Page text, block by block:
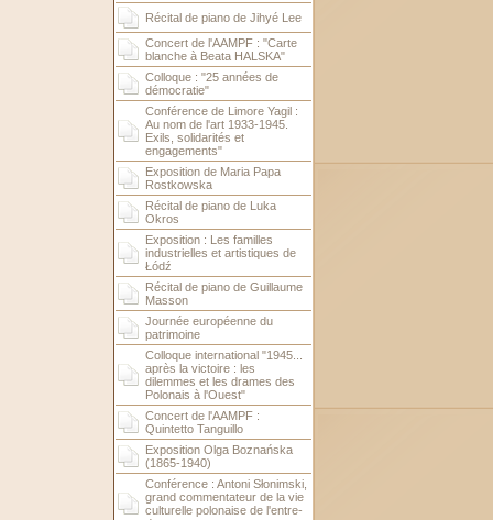
Récital de piano de Jihyé Lee
Concert de l'AAMPF : "Carte
blanche à Beata HALSKA"
Colloque : "25 années de
démocratie"
Conférence de Limore Yagil :
Au nom de l'art 1933-1945.
Exils, solidarités et
engagements"
Exposition de Maria Papa
Rostkowska
Récital de piano de Luka
Okros
Exposition : Les familles
industrielles et artistiques de
Łódź
Récital de piano de Guillaume
Masson
Journée européenne du
patrimoine
Colloque international "1945...
après la victoire : les
dilemmes et les drames des
Polonais à l'Ouest"
Concert de l'AAMPF :
Quintetto Tanguillo
Exposition Olga Boznańska
(1865-1940)
Conférence : Antoni Słonimski,
grand commentateur de la vie
culturelle polonaise de l'entre-